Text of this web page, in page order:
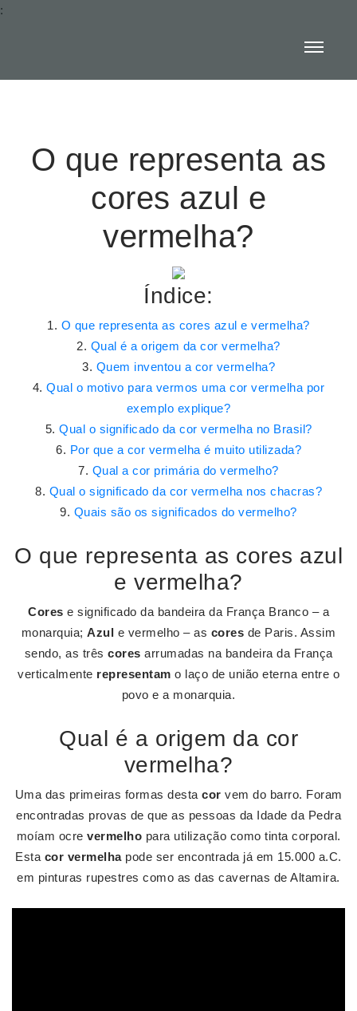
:
O que representa as
cores azul e
vermelha?
Índice:
O que representa as cores azul e vermelha?
Qual é a origem da cor vermelha?
Quem inventou a cor vermelha?
Qual o motivo para vermos uma cor vermelha por
exemplo explique?
Qual o significado da cor vermelha no Brasil?
Por que a cor vermelha é muito utilizada?
Qual a cor primária do vermelho?
Qual o significado da cor vermelha nos chacras?
Quais são os significados do vermelho?
O que representa as cores azul
e vermelha?
Cores e significado da bandeira da França Branco – a
monarquia;Azul e vermelho – as cores de Paris. Assim
sendo, as três cores arrumadas na bandeira da França
verticalmente representam o laço de união eterna entre o
povo e a monarquia.
Qual é a origem da cor
vermelha?
Uma das primeiras formas desta cor vem do barro. Foram
encontradas provas de que as pessoas da Idade da Pedra
moíam ocre vermelho para utilização como tinta corporal.
Esta cor vermelhapode ser encontrada já em 15.000 a.C.
em pinturas rupestres como as das cavernas de Altamira.